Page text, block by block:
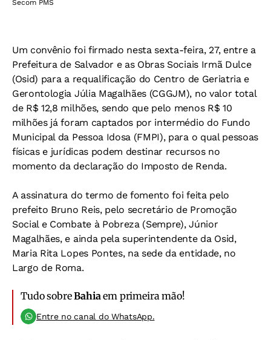
Secom PMS
Um convênio foi firmado nesta sexta-feira, 27, entre a
Prefeitura de Salvador e as Obras Sociais Irmã Dulce
(Osid) para a requalificação do Centro de Geriatria e
Gerontologia Júlia Magalhães (CGGJM), no valor total
de R$ 12,8 milhões, sendo que pelo menos R$ 10
milhões já foram captados por intermédio do Fundo
Municipal da Pessoa Idosa (FMPI), para o qual pessoas
físicas e jurídicas podem destinar recursos no
momento da declaração do Imposto de Renda.
A assinatura do termo de fomento foi feita pelo
prefeito Bruno Reis, pelo secretário de Promoção
Social e Combate à Pobreza (Sempre), Júnior
Magalhães, e ainda pela superintendente da Osid,
Maria Rita Lopes Pontes, na sede da entidade, no
Largo de Roma.
Tudo sobreBahiaem primeira mão!
Entre no canal do WhatsApp.